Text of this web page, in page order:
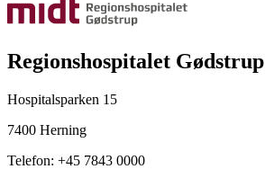
Regionshospitalet Gødstrup
Hospitalsparken 15
7400 Herning
Telefon: +45 7843 0000